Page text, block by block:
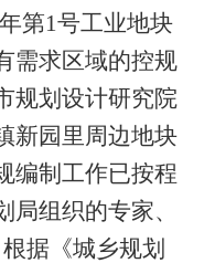
第1号工业地块
需求区域的控规
规划设计研究院
新园里周边地块
编制工作已按程
组织的专家、
据《城乡规划